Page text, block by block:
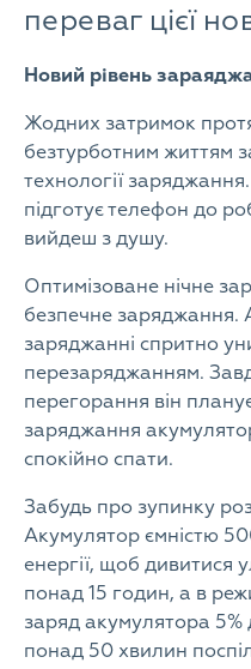
переваг цієї
Новий рівень
Жодних затримок
безтурботним життям
технології
підготує телефон до
вийдеш з душу.
Оптимізоване нічне
безпечне заряджання.
заряджанні спритно
перезаряджанням.
перегорання він
заряджання
спокійно спати.
Забудь про зупинку
Акумулятор ємністю
енергії, щоб дивитися
понад 15 годин, а в
заряд акумулятора 5%
понад 50 хвилин